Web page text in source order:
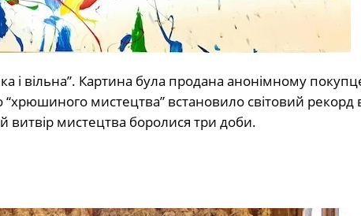
і вільна”. Картина була продана анонімному
мистецтва” встановило світовий рекорд
мистецтва боролися три доби.